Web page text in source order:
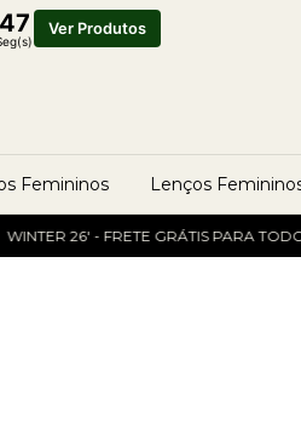
46 Ver Produtos
Femininos Lenços
26' - FRETE GRÁTIS PARA TODO